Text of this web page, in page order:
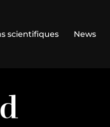
scientifiques News